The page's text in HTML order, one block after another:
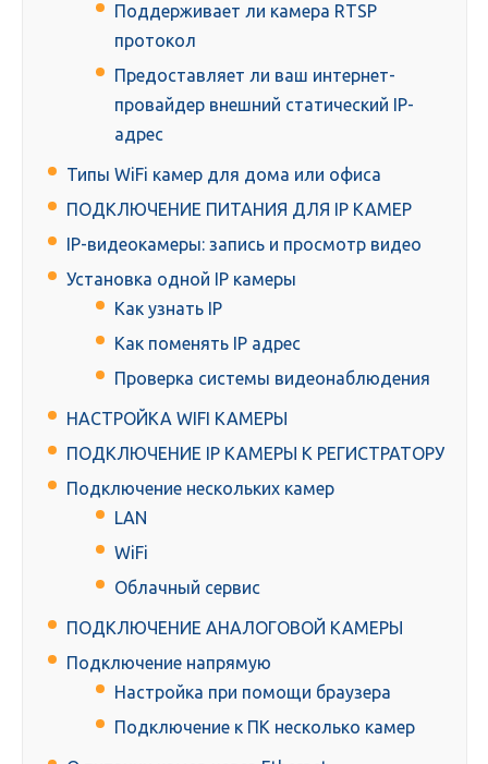
Поддерживает ли камера RTSP
протокол
Предоставляет ли ваш интернет-
провайдер внешний статический IP-
адрес
Типы WiFi камер для дома или офиса
ПОДКЛЮЧЕНИЕ ПИТАНИЯ ДЛЯ IP КАМЕР
IP-видеокамеры: запись и просмотр видео
Установка одной IP камеры
Как узнать IP
Как поменять IP адрес
Проверка системы видеонаблюдения
НАСТРОЙКА WIFI КАМЕРЫ
ПОДКЛЮЧЕНИЕ IP КАМЕРЫ К РЕГИСТРАТОРУ
Подключение нескольких камер
LAN
WiFi
Облачный сервис
ПОДКЛЮЧЕНИЕ АНАЛОГОВОЙ КАМЕРЫ
Подключение напрямую
Настройка при помощи браузера
Подключение к ПК несколько камер